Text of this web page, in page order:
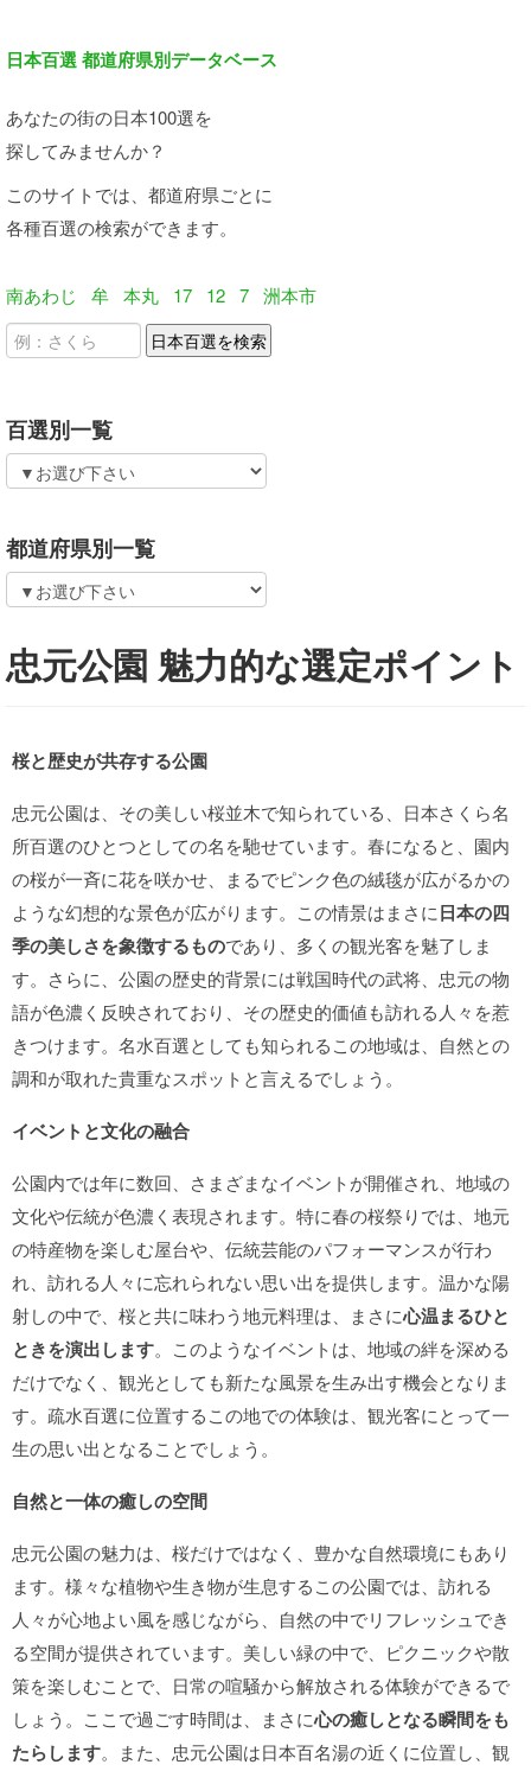
日本百選 都道府県別データベース
あなたの街の日本100選を
探してみませんか？
このサイトでは、都道府県ごとに
各種百選の検索ができます。
南あわじ 牟 本丸 17 12 7 洲本市
百選別一覧
都道府県別一覧
忠元公園 魅力的な選定ポイント
桜と歴史が共存する公園
忠元公園は、その美しい桜並木で知られている、日本さくら名
所百選のひとつとしての名を馳せています。春になると、園内
の桜が一斉に花を咲かせ、まるでピンク色の絨毯が広がるかの
ような幻想的な景色が広がります。この情景はまさに日本の四
季の美しさを象徴するものであり、多くの観光客を魅了しま
す。さらに、公園の歴史的背景には戦国時代の武将、忠元の物
語が色濃く反映されており、その歴史的価値も訪れる人々を惹
きつけます。名水百選としても知られるこの地域は、自然との
調和が取れた貴重なスポットと言えるでしょう。
イベントと文化の融合
公園内では年に数回、さまざまなイベントが開催され、地域の
文化や伝統が色濃く表現されます。特に春の桜祭りでは、地元
の特産物を楽しむ屋台や、伝統芸能のパフォーマンスが行わ
れ、訪れる人々に忘れられない思い出を提供します。温かな陽
射しの中で、桜と共に味わう地元料理は、まさに心温まるひと
ときを演出します。このようなイベントは、地域の絆を深める
だけでなく、観光としても新たな風景を生み出す機会となりま
す。疏水百選に位置するこの地での体験は、観光客にとって一
生の思い出となることでしょう。
自然と一体の癒しの空間
忠元公園の魅力は、桜だけではなく、豊かな自然環境にもあり
ます。様々な植物や生き物が生息するこの公園では、訪れる
人々が心地よい風を感じながら、自然の中でリフレッシュでき
る空間が提供されています。美しい緑の中で、ピクニックや散
策を楽しむことで、日常の喧騒から解放される体験ができるで
しょう。ここで過ごす時間は、まさに心の癒しとなる瞬間をも
たらします。また、忠元公園は日本百名湯の近くに位置し、観